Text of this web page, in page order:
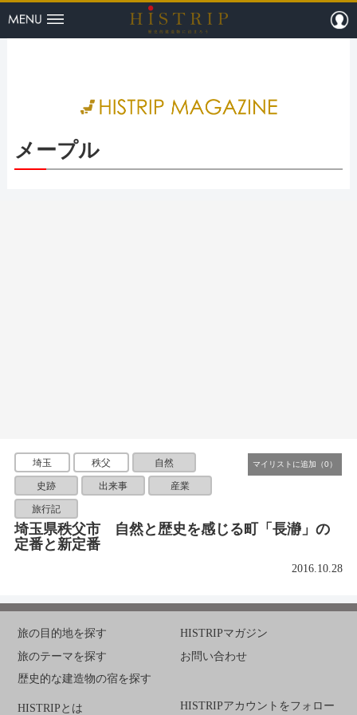
HISTRIP（
メープル
埼玉 秩父 自然
史跡 出来事 産業
旅行記
埼玉県秩父市 自然と歴史を感じる町「長瀞」の
定番と新定番
2016.10.28
旅の目的地を探す
旅のテーマを探す
歴史的な建造物の宿を探す
HISTRIPマガジン
お問い合わせ
HISTRIPとは HISTRIPアカウントをフォロー